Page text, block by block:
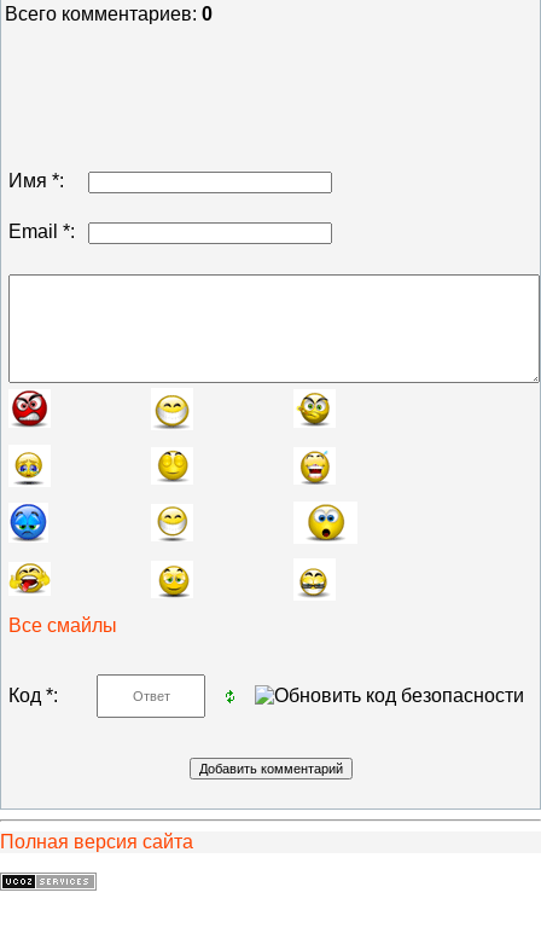
Всего комментариев: 0
Имя *:
Email *:
Все смайлы
Код *:
Полная версия сайта